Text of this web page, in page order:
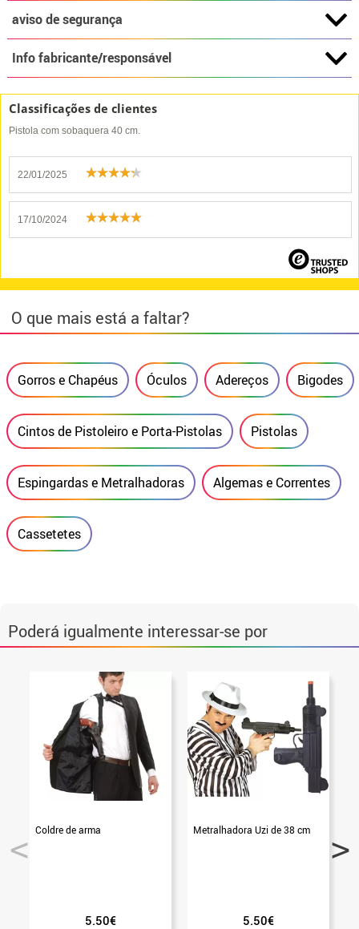
aviso de segurança
Info fabricante/responsável
Classificações de clientes
Pistola com sobaquera 40 cm.
22/01/2025
17/10/2024
O que mais está a faltar?
Gorros e Chapéus Óculos Adereços Bigodes
Cintos de Pistoleiro e Porta-Pistolas Pistolas
Espingardas e Metralhadoras Algemas e Correntes
Cassetetes
Poderá igualmente interessar-se por
Coldre de arma
5.50€
Metralhadora Uzi de 38 cm
5.50€